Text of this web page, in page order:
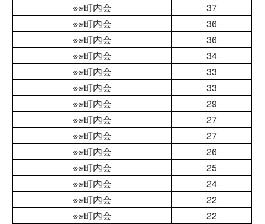
※※町内会
37
※※町内会
36
※※町内会
36
※※町内会
34
※※町内会
33
※※町内会
33
※※町内会
29
※※町内会
27
※※町内会
27
※※町内会
26
※※町内会
25
※※町内会
24
※※町内会
22
※※町内会
22